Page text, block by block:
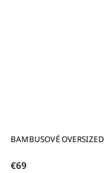
BAMBUSOVÉ
€69